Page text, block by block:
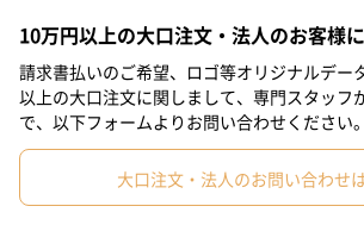
サイアミーズウォーター 100mL（ジャ
活気ある、生き生きとした気持ちへ。
#部下男性 #甥 #姪 #娘 #息子 #
#彼女 #女子大学生 #男子大学生 #同僚
#上司男性 #上司女性 #母親 #父親 #
#男友達 #女友達 #彼氏 #20
10万円以上の大口注文・法人のお客様
請求書払いのご希望、ロゴ等オリジナルデー
以上の大口注文に関しまして、専門スタッフ
で、以下フォームよりお問い合わせください。
大口注文・法人のお問い合わせ